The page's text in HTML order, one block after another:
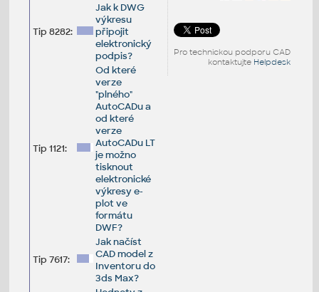
Pro technickou podporu CAD
kontaktujte Helpdesk
Tip 8282:
Jak k DWG
výkresu
připojit
elektronický
podpis?
Tip 1121:
Od které
verze
"plného"
AutoCADu a
od které
verze
AutoCADu LT
je možno
tisknout
elektronické
výkresy e-
plot ve
formátu
DWF?
Tip 7617:
Jak načíst
CAD model z
Inventoru do
3ds Max?